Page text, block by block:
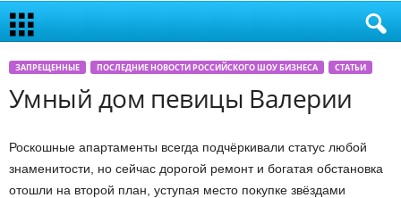
ЗАПРЕЩЕННЫЕ ПОСЛЕДНИЕ НОВОСТИ РОССИЙСКОГО ШОУ БИЗНЕСА СТАТЬИ
Умный дом певицы Валерии
Роскошные апартаменты всегда подчёркивали статус любой
знаменитости, но сейчас дорогой ремонт и богатая обстановка
отошли на второй план, уступая место покупке звёздами